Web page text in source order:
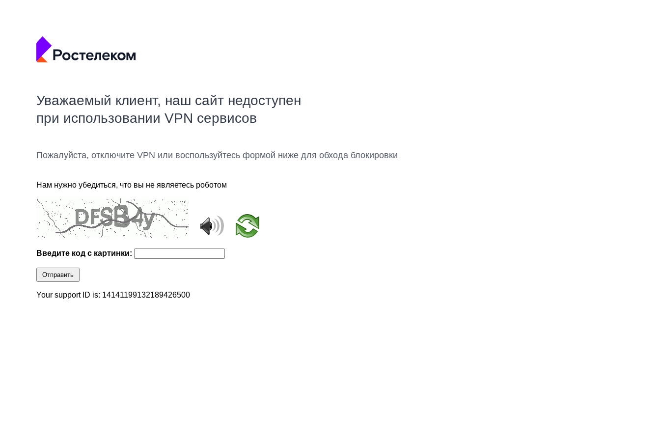
Уважаемый клиент, наш сайт недоступен
при использовании VPN сервисов
Пожалуйста, отключите VPN или воспользуйтесь формой ниже для обхода блокировки
Нам нужно убедиться, что вы не являетесь роботом
Введите код с картинки:
Отправить
Your support ID is: 14141199132189426500